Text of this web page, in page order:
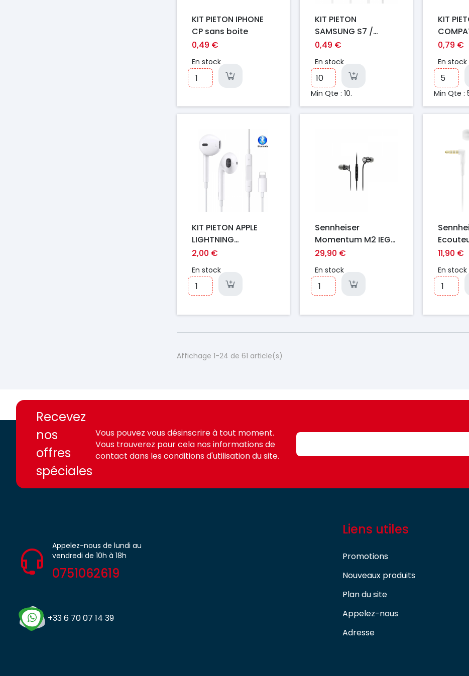
KIT PIETON IPHONE
CP sans boite
0,49 €
En stock
KIT PIETON
SAMSUNG S7 /
S7EDG COMPATIBLE
0,49 €
En stock
Min Qte : 10.
KIT
0,79 €
En stock
Min Qte :
KIT PIETON APPLE
LIGHTNING
GENERIQUE POP-UP
2,00 €
En stock
Sennheiser
Momentum M2 IEG
Noir
29,90 €
En stock
Blanc
11,90 €
En stock
Affichage 1-24 de 61 article(s)
access.fr
access.fr
Recevez
nos
offres
spéciales
Vous pouvez vous désinscrire à tout moment.
Vous trouverez pour cela nos informations de
contact dans les conditions d'utilisation du site.
Appelez-nous de lundi au
vendredi de 10h à 18h
0751062619
+33 6 70 07 14 39
Liens utiles
Promotions
Nouveaux produits
Plan du site
Appelez-nous
Adresse